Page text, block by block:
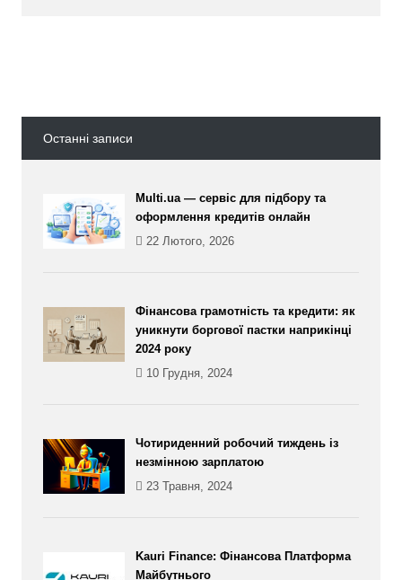
Останні записи
Multi.ua — сервіс для підбору та
оформлення кредитів онлайн
22 Лютого, 2026
Фінансова грамотність та кредити: як
уникнути боргової пастки наприкінці
2024 року
10 Грудня, 2024
Чотириденний робочий тиждень із
незмінною зарплатою
23 Травня, 2024
Kauri Finance: Фінансова Платформа
Майбутнього